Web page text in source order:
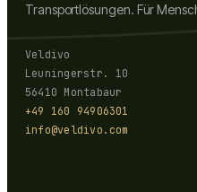
Transportlösungen. Für
Veldivo
Leuningerstr. 10
56410 Montabaur
+49 160 94906301
info@veldivo.com